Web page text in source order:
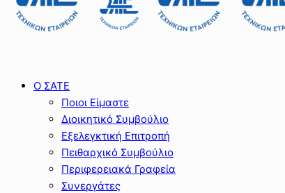
Ο ΣΑΤΕ
Ποιοι Είμαστε
Διοικητικό Συμβούλιο
Εξελεγκτική Επιτροπή
Πειθαρχικό Συμβούλιο
Περιφερειακά Γραφεία
Συνεργάτες